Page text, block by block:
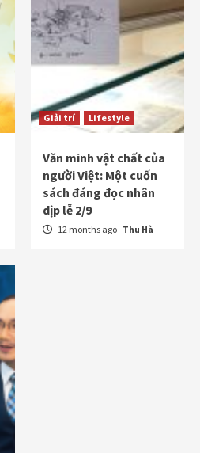
Giải trí Lifestyle
Văn minh vật chất của
người Việt: Một cuốn
sách đáng đọc nhân
dịp lễ 2/9
12 months ago Thu Hà